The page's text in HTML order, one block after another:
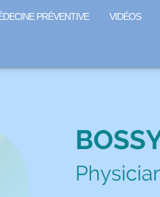
PRÉVENTIVE VIDÉOS